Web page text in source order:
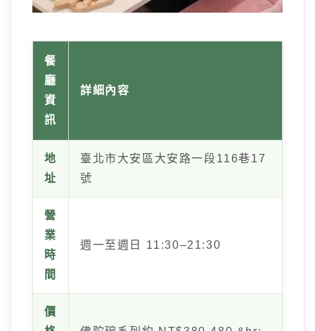
餐
廳
資
訊
詳細內容
地
址
臺北市大安區大安路一段116巷17
號
營
業
時
間
週一至週日 11:30–21:30
價